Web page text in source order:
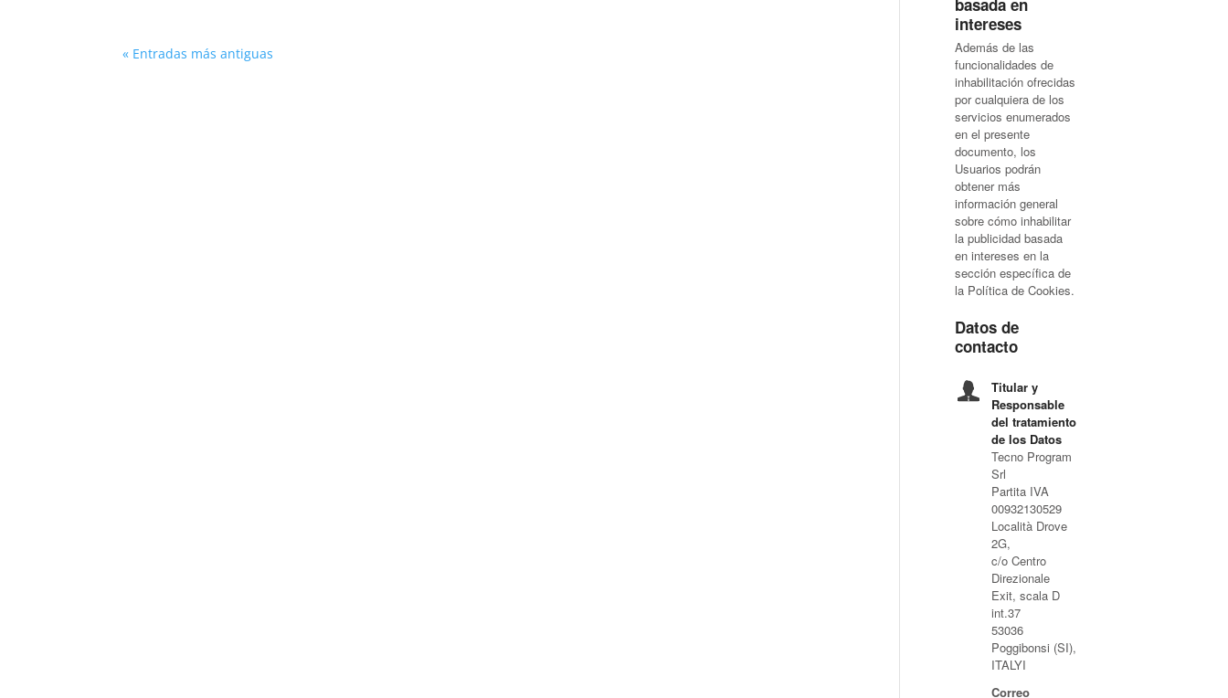
« Entradas más antiguas
basada en
intereses
Además de las
funcionalidades de
inhabilitación ofrecidas
por cualquiera de los
servicios enumerados
en el presente
documento, los
Usuarios podrán
obtener más
información general
sobre cómo inhabilitar
la publicidad basada
en intereses en la
sección específica de
la Política de Cookies.
Datos de
contacto
Titular y
Responsable
del tratamiento
de los Datos
Tecno Program
Srl
Partita IVA
00932130529
Località Drove
2G,
c/o Centro
Direzionale
Exit, scala D
int.37
53036
Poggibonsi (SI),
ITALYI
Correo